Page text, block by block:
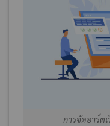
การจัดอาร์ต